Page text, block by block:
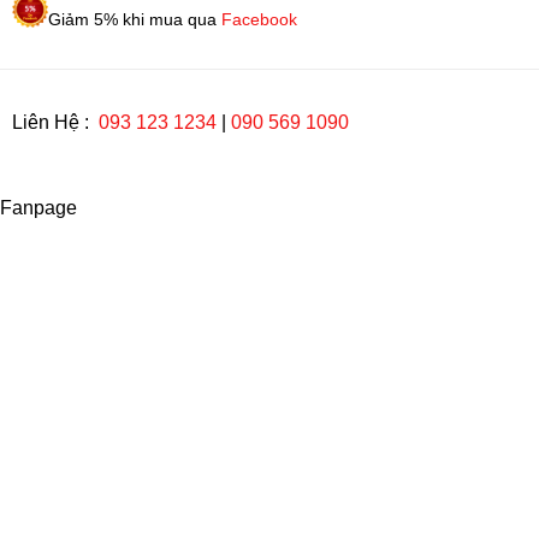
Giảm 5% khi mua qua Facebook
Liên Hệ : 093 123 1234 090 569 1090
Fanpage